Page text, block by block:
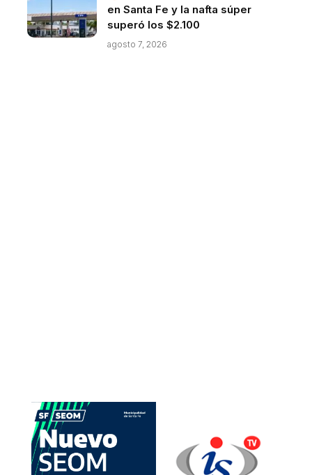
en Santa Fe y la nafta súper
superó los $2.100
agosto 7, 2026